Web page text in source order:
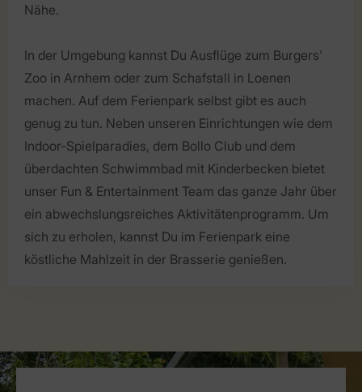
Nähe.
In der Umgebung kannst Du Ausflüge zum Burgers'
Zoo in Arnhem oder zum Schafstall in Loenen
machen. Auf dem Ferienpark selbst gibt es auch
genug zu tun. Neben unseren Einrichtungen wie dem
Indoor-Spielparadies, dem Bollo Club und dem
überdachten Schwimmbad mit Kinderbecken bietet
unser Fun & Entertainment Team das ganze Jahr über
ein abwechslungsreiches Aktivitätenprogramm. Um
sich zu erholen, kannst Du im Ferienpark eine
köstliche Mahlzeit in der Brasserie genießen.